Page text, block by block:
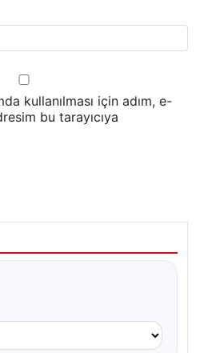
kullanılması için adım, e-
bu tarayıcıya